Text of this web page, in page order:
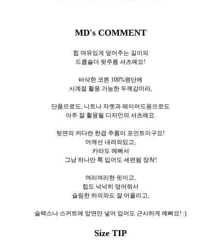
MD's COMMENT
힙 여유있게 덮어주는 길이의
드롭숄더 뒷주름 셔츠예요!
바삭한 코튼 100%원단에
사계절 활용 가능한 두께감이라,
단품으로도, 니트나 자켓과 레이어드용으로도
아주 잘 활용될 디자인의 셔츠예요.
뒷면의 커다란 한겹 주름이 포인트이구요!
어깨선 내려와있고,
카라도 예뻐서
그냥 하나만 툭 입어도 세련됨 장착!
여리여리한 핏이고,
힙도 넉넉히 덮어줘서
슬림한 하의와도 잘 어울리고,
슬랙스나 스커트에 앞면만 넣어 입어도 근사하게 예뻐요! :)
Size TIP